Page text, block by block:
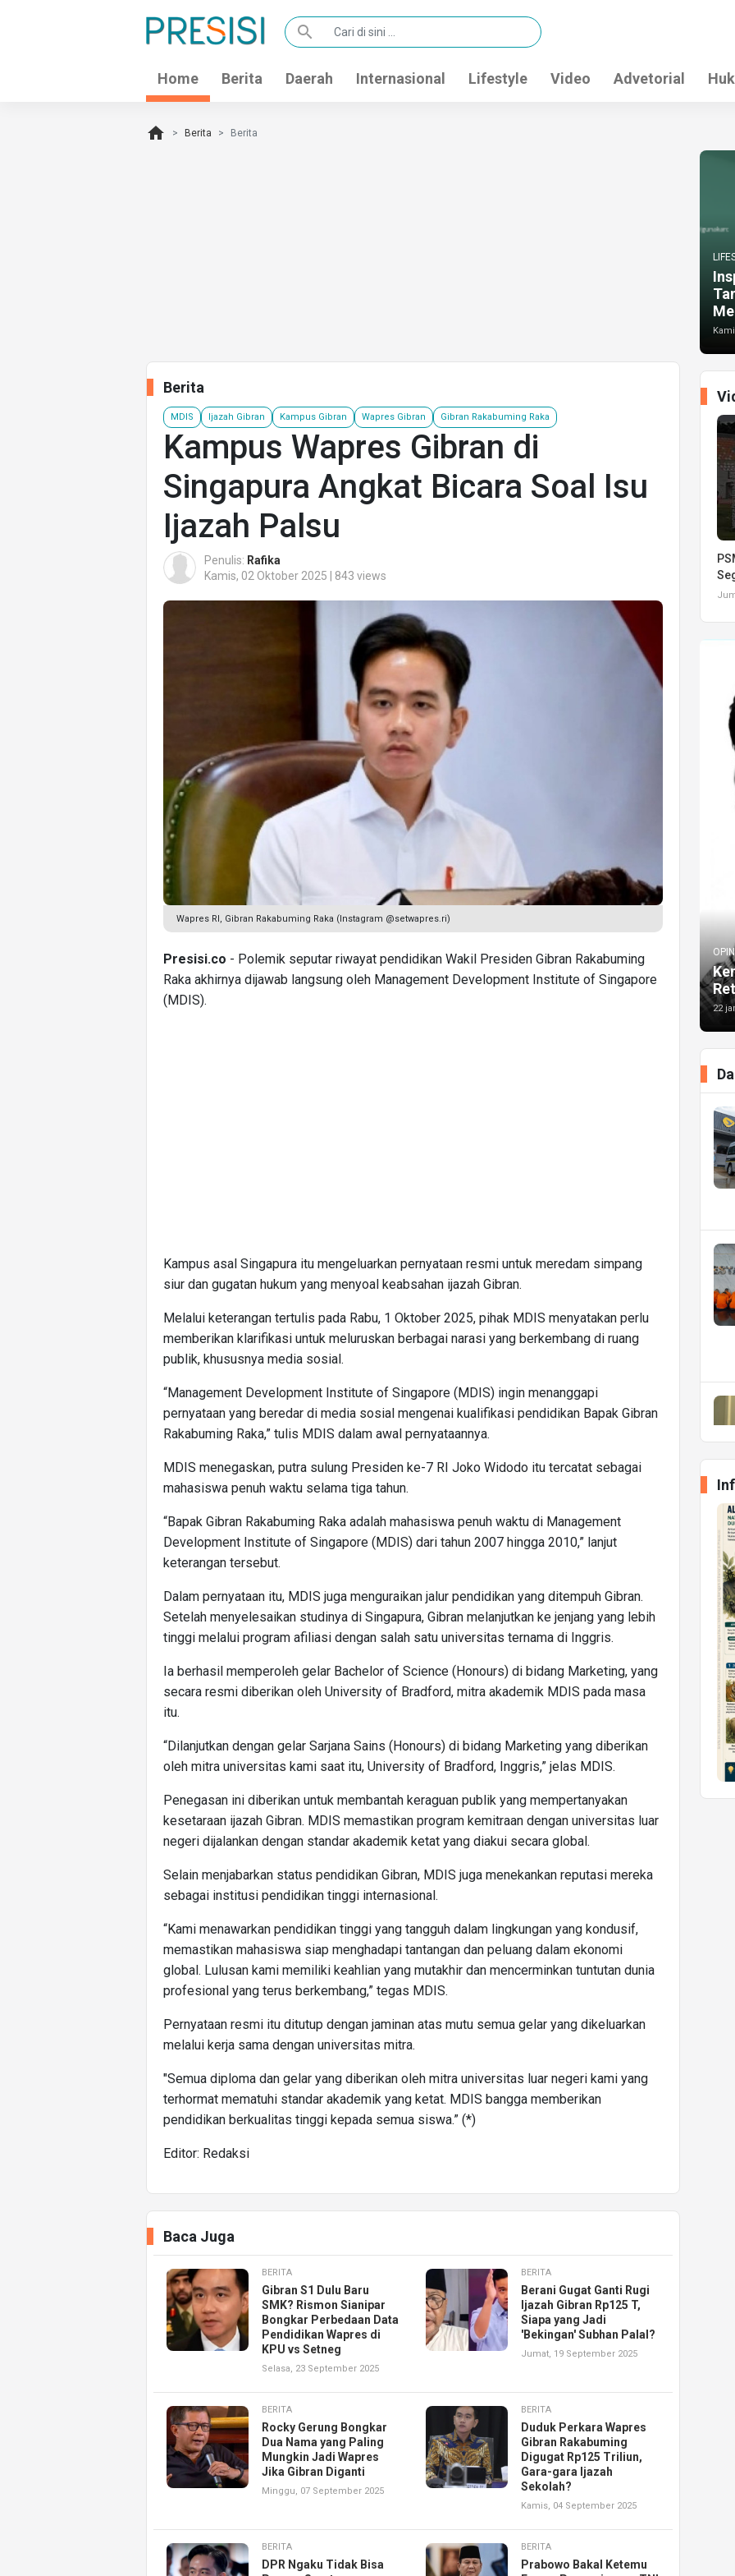
search
Home Berita Daerah Internasional Lifestyle Video Advetorial
home Berita Berita
Berita
MDIS Ijazah Gibran Kampus Gibran Wapres Gibran Gibran Rakabuming Raka
Kampus Wapres Gibran di
Singapura Angkat Bicara Soal Isu
Ijazah Palsu
Penulis: Rafika
Kamis, 02 Oktober 2025 | 843 views
Wapres RI, Gibran Rakabuming Raka (Instagram @setwapres.ri)
Presisi.co - Polemik seputar riwayat pendidikan Wakil Presiden Gibran Rakabuming
Raka akhirnya dijawab langsung oleh Management Development Institute of Singapore
(MDIS).
Kampus asal Singapura itu mengeluarkan pernyataan resmi untuk meredam simpang
siur dan gugatan hukum yang menyoal keabsahan ijazah Gibran.
Melalui keterangan tertulis pada Rabu, 1 Oktober 2025, pihak MDIS menyatakan perlu
memberikan klarifikasi untuk meluruskan berbagai narasi yang berkembang di ruang
publik, khususnya media sosial.
“Management Development Institute of Singapore (MDIS) ingin menanggapi
pernyataan yang beredar di media sosial mengenai kualifikasi pendidikan Bapak Gibran
Rakabuming Raka,” tulis MDIS dalam awal pernyataannya.
MDIS menegaskan, putra sulung Presiden ke-7 RI Joko Widodo itu tercatat sebagai
mahasiswa penuh waktu selama tiga tahun.
“Bapak Gibran Rakabuming Raka adalah mahasiswa penuh waktu di Management
Development Institute of Singapore (MDIS) dari tahun 2007 hingga 2010,” lanjut
keterangan tersebut.
Dalam pernyataan itu, MDIS juga menguraikan jalur pendidikan yang ditempuh Gibran.
Setelah menyelesaikan studinya di Singapura, Gibran melanjutkan ke jenjang yang lebih
tinggi melalui program afiliasi dengan salah satu universitas ternama di Inggris.
Ia berhasil memperoleh gelar Bachelor of Science (Honours) di bidang Marketing, yang
secara resmi diberikan oleh University of Bradford, mitra akademik MDIS pada masa
itu.
“Dilanjutkan dengan gelar Sarjana Sains (Honours) di bidang Marketing yang diberikan
oleh mitra universitas kami saat itu, University of Bradford, Inggris,” jelas MDIS.
Penegasan ini diberikan untuk membantah keraguan publik yang mempertanyakan
kesetaraan ijazah Gibran. MDIS memastikan program kemitraan dengan universitas luar
negeri dijalankan dengan standar akademik ketat yang diakui secara global.
Selain menjabarkan status pendidikan Gibran, MDIS juga menekankan reputasi mereka
sebagai institusi pendidikan tinggi internasional.
“Kami menawarkan pendidikan tinggi yang tangguh dalam lingkungan yang kondusif,
memastikan mahasiswa siap menghadapi tantangan dan peluang dalam ekonomi
global. Lulusan kami memiliki keahlian yang mutakhir dan mencerminkan tuntutan dunia
profesional yang terus berkembang,” tegas MDIS.
Pernyataan resmi itu ditutup dengan jaminan atas mutu semua gelar yang dikeluarkan
melalui kerja sama dengan universitas mitra.
"Semua diploma dan gelar yang diberikan oleh mitra universitas luar negeri kami yang
terhormat mematuhi standar akademik yang ketat. MDIS bangga memberikan
pendidikan berkualitas tinggi kepada semua siswa.” (*)
Editor: Redaksi
Baca Juga
BERITA
Gibran S1 Dulu Baru
SMK? Rismon Sianipar
Bongkar Perbedaan Data
Pendidikan Wapres di
KPU vs Setneg
Selasa, 23 September 2025
BERITA
Berani Gugat Ganti Rugi
Ijazah Gibran Rp125 T,
Siapa yang Jadi
'Bekingan' Subhan Palal?
Jumat, 19 September 2025
BERITA
Rocky Gerung Bongkar
Dua Nama yang Paling
Mungkin Jadi Wapres
Jika Gibran Diganti
Minggu, 07 September 2025
BERITA
Duduk Perkara Wapres
Gibran Rakabuming
Digugat Rp125 Triliun,
Gara-gara Ijazah
Sekolah?
Kamis, 04 September 2025
BERITA
DPR Ngaku Tidak Bisa
BERITA
Prabowo Bakal Ketemu
22